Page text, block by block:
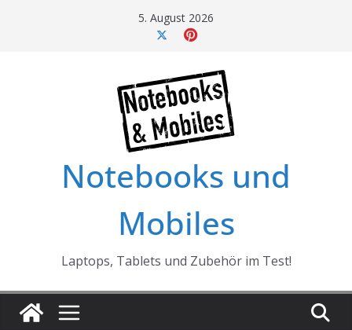
5. August 2026
Notebooks und
Mobiles
Laptops, Tablets und Zubehör im Test!